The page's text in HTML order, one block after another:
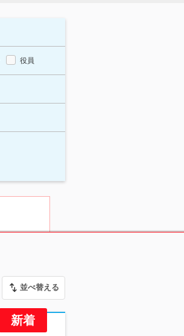
役員
並べ替える